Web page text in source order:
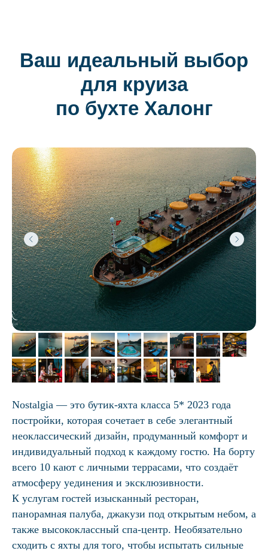
Ваш идеальный выбор
для круиза
по бухте Халонг
Nostalgia — это бутик-яхта класса 5* 2023 года
постройки, которая сочетает в себе элегантный
неоклассический дизайн, продуманный комфорт и
индивидуальный подход к каждому гостю. На борту
всего 10 кают с личными террасами, что создаёт
атмосферу уединения и эксклюзивности.
К услугам гостей изысканный ресторан,
панорамная палуба, джакузи под открытым небом, а
также высококлассный спа-центр. Необязательно
сходить с яхты для того, чтобы испытать сильные